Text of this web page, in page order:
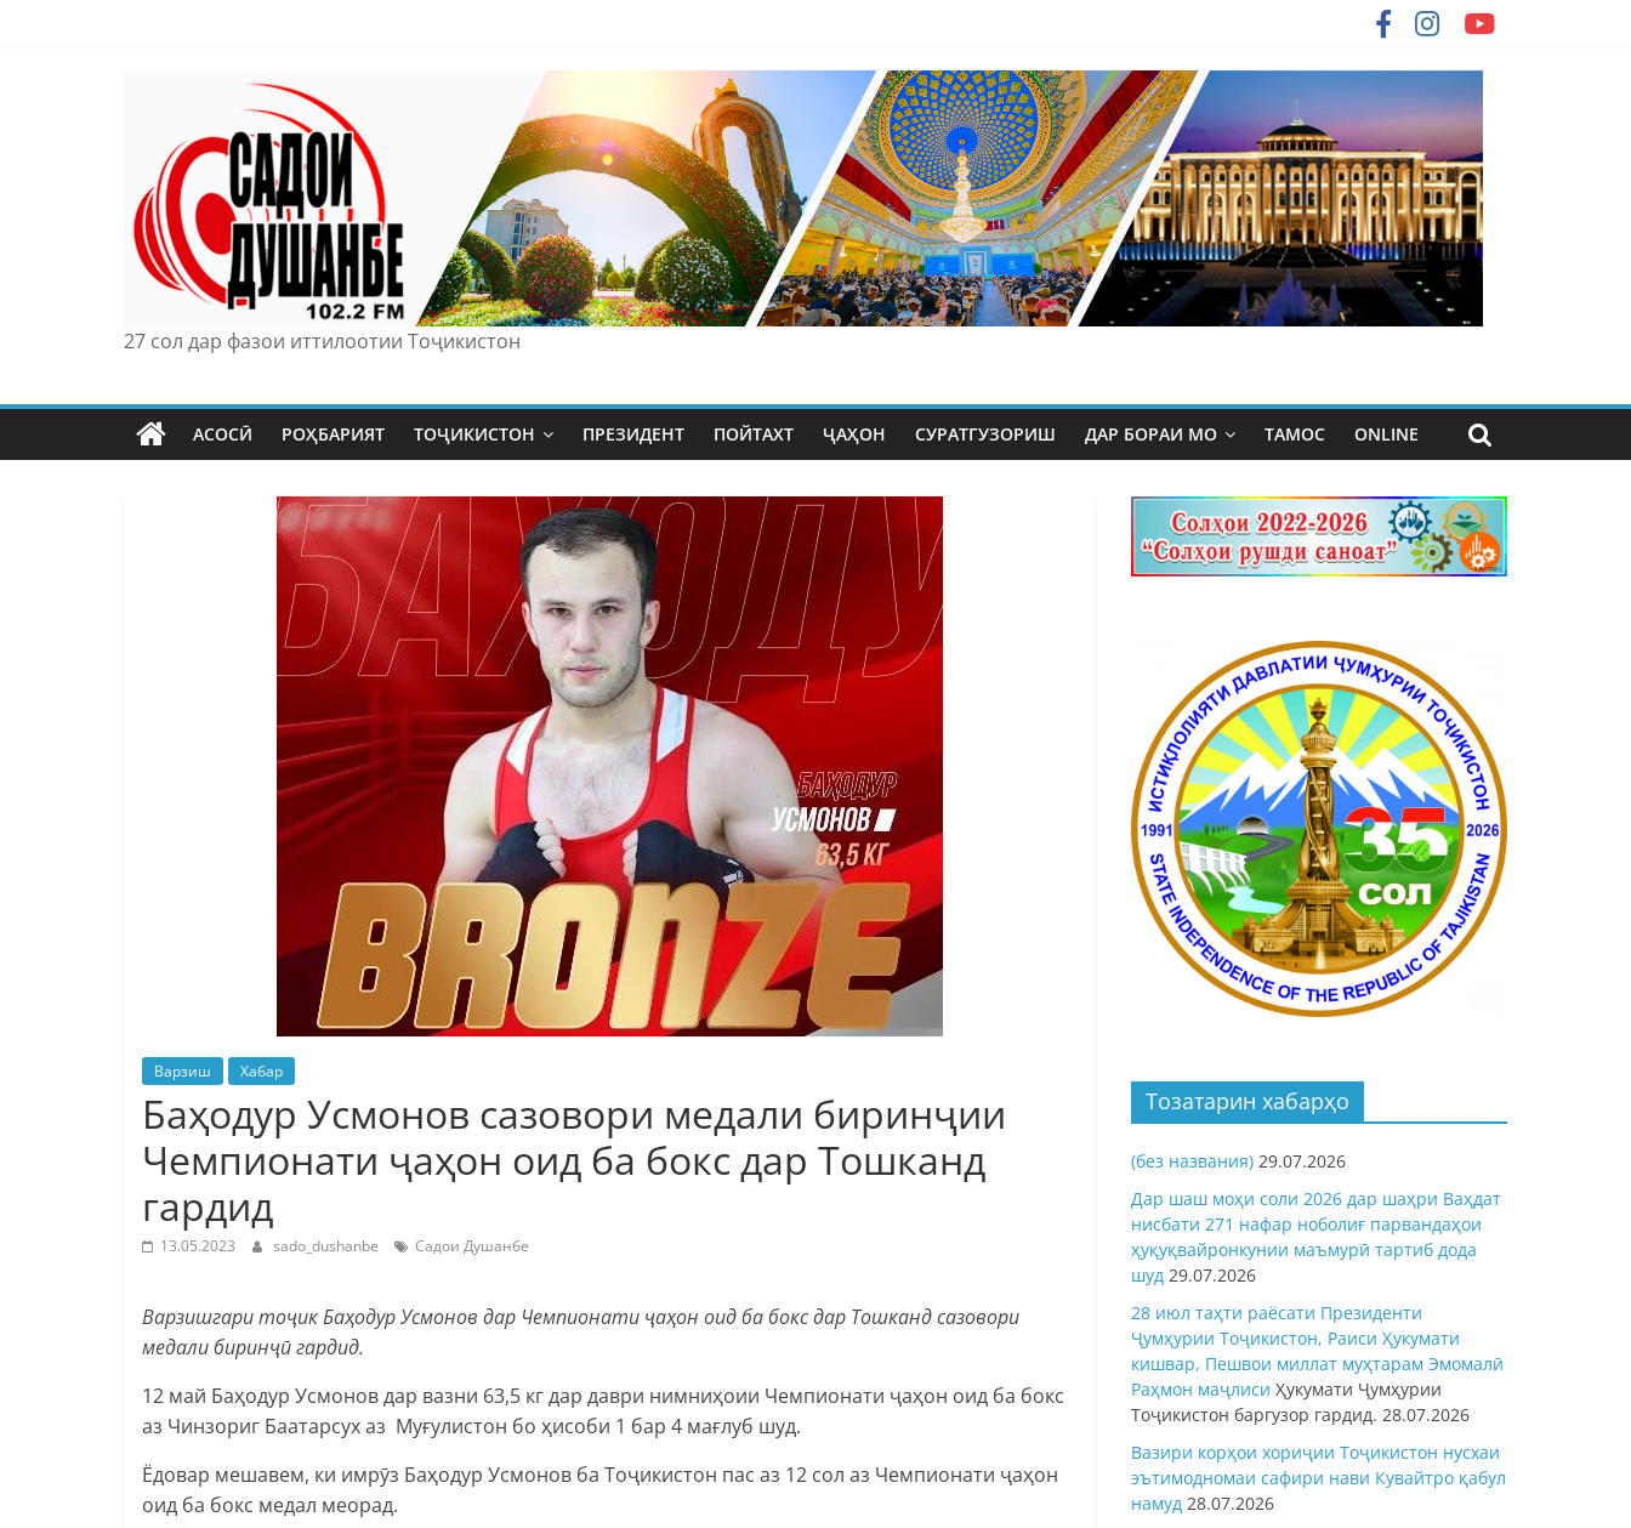
27 сол дар фазои иттилоотии Тоҷикистон
АСОСӢ РОҲБАРИЯТ ТОҶИКИСТОН ПРЕЗИДЕНТ ПОЙТАХТ ҶАҲОН СУРАТГУЗОРИШ ДАР БОРАИ МО ТАМОС ONLINE
Варзиш Хабар
Баҳодур Усмонов сазовори медали биринҷии
Чемпионати ҷаҳон оид ба бокс дар Тошканд
гардид
13.05.2023 sado_dushanbe Садои Душанбе
Варзишгари тоҷик Баҳодур Усмонов дар Чемпионати ҷаҳон оид ба бокс дар Тошканд сазовори
медали биринҷӣ гардид.
12 май Баҳодур Усмонов дар вазни 63,5 кг дар даври нимниҳоии Чемпионати ҷаҳон оид ба бокс
аз Чинзориг Баатарсух аз Муғулистон бо ҳисоби 1 бар 4 мағлуб шуд.
Ёдовар мешавем, ки имрӯз Баҳодур Усмонов ба Тоҷикистон пас аз 12 сол аз Чемпионати ҷаҳон
оид ба бокс медал меорад.
Тозатарин хабарҳо
(без названия) 29.07.2026
Дар шаш моҳи соли 2026 дар шаҳри Ваҳдат
нисбати 271 нафар ноболиғ парвандаҳои
ҳуқуқвайронкунии маъмурӣ тартиб дода
шуд 29.07.2026
28 июл таҳти раёсати Президенти
Ҷумҳурии Тоҷикистон, Раиси Ҳукумати
кишвар, Пешвои миллат муҳтарам Эмомалӣ
Раҳмон маҷлиси Ҳукумати Ҷумҳурии
Тоҷикистон баргузор гардид. 28.07.2026
Вазири корҳои хориҷии Тоҷикистон нусхаи
эътимодномаи сафири нави Кувайтро қабул
намуд 28.07.2026